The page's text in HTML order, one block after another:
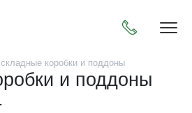
коробки и поддоны
и поддоны